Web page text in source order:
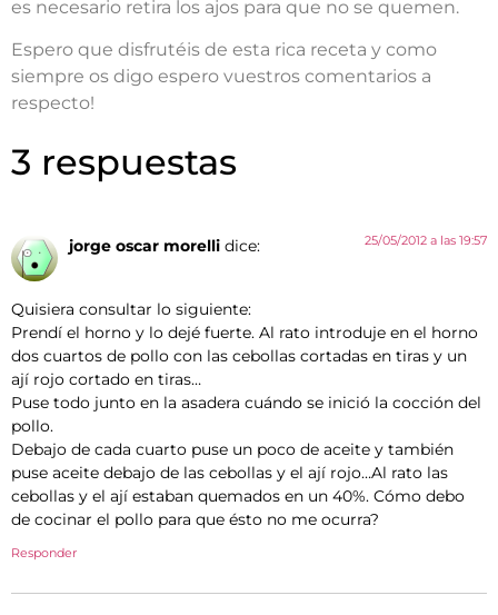
es necesario retira los ajos para que no se quemen.
Espero que disfrutéis de esta rica receta y como
siempre os digo espero vuestros comentarios a
respecto!
3 respuestas
jorge oscar morelli dice: 25/05/2012 a las 19:57
Quisiera consultar lo siguiente:
Prendí el horno y lo dejé fuerte. Al rato introduje en el horno
dos cuartos de pollo con las cebollas cortadas en tiras y un
ají rojo cortado en tiras…
Puse todo junto en la asadera cuándo se inició la cocción del
pollo.
Debajo de cada cuarto puse un poco de aceite y también
puse aceite debajo de las cebollas y el ají rojo…Al rato las
cebollas y el ají estaban quemados en un 40%. Cómo debo
de cocinar el pollo para que ésto no me ocurra?
Responder